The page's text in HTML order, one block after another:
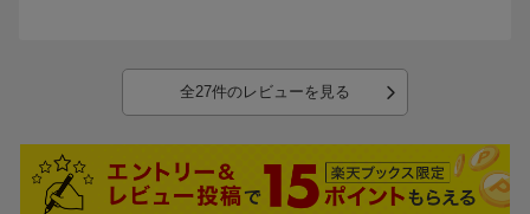
全27件のレビューを見る